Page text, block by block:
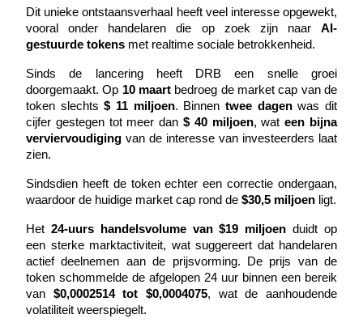
Word een Copy Trader
Geniet van winstdeling en copy trading commissies
Informatie
Dit unieke ontstaansverhaal heeft veel interesse opgewekt,
vooral onder handelaren die op zoek zijn naar AI-
gestuurde tokens met realtime sociale betrokkenheid.
Sinds de lancering heeft DRB een snelle groei
doorgemaakt. Op 10 maart bedroeg de market cap van de
token slechts $ 11 miljoen. Binnen twee dagen was dit
cijfer gestegen tot meer dan $ 40 miljoen, wat een bijna
verviervoudiging van de interesse van investeerders laat
zien.
Sindsdien heeft de token echter een correctie ondergaan,
waardoor de huidige market cap rond de $30,5 miljoen ligt.
Het 24-uurs handelsvolume van $19 miljoen duidt op
een sterke marktactiviteit, wat suggereert dat handelaren
actief deelnemen aan de prijsvorming. De prijs van de
token schommelde de afgelopen 24 uur binnen een bereik
van $0,0002514 tot $0,0004075, wat de aanhoudende
volatiliteit weerspiegelt.